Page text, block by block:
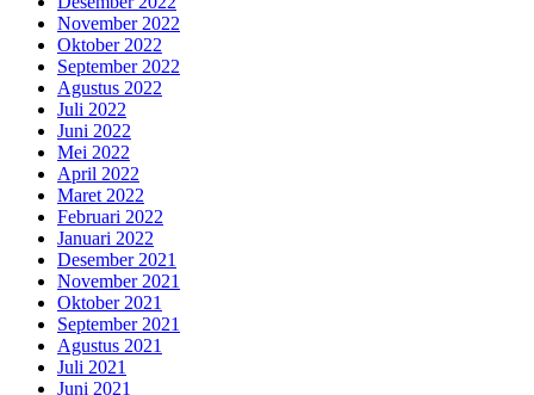
November 2022
Oktober 2022
September 2022
Agustus 2022
Juli 2022
Juni 2022
Mei 2022
April 2022
Maret 2022
Februari 2022
Januari 2022
Desember 2021
November 2021
Oktober 2021
September 2021
Agustus 2021
Juli 2021
Juni 2021